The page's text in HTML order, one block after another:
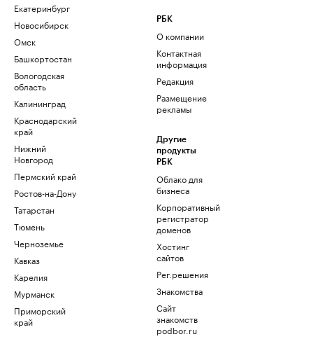
Екатеринбург
Новосибирск
Омск
Башкортостан
Вологодская
область
Калининград
Краснодарский
край
Нижний
Новгород
Пермский край
Ростов-на-Дону
Татарстан
Тюмень
Черноземье
Кавказ
Карелия
Мурманск
Приморский
край
РБК
О компании
Контактная
информация
Редакция
Размещение
рекламы
Другие
продукты
РБК
Облако для
бизнеса
Корпоративный
регистратор
доменов
Хостинг
сайтов
Рег.решения
Знакомства
Сайт
знакомств
podbor.ru